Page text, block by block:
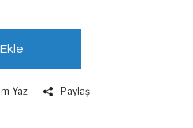
Yaz Paylaş